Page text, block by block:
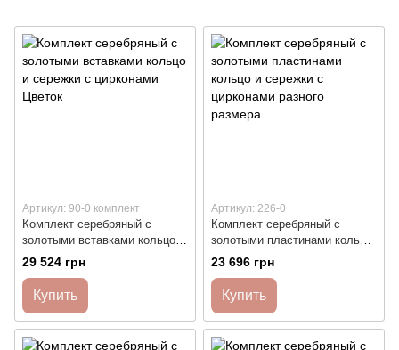
Артикул: 90-0 комплект
Комплект серебряный с
золотыми вставками кольцо и
сережки с цирконами Цветок
29 524 грн
Купить
Артикул: 226-0
Комплект серебряный с
золотыми пластинами кольцо
и сережки с цирконами
разного размера
23 696 грн
Купить